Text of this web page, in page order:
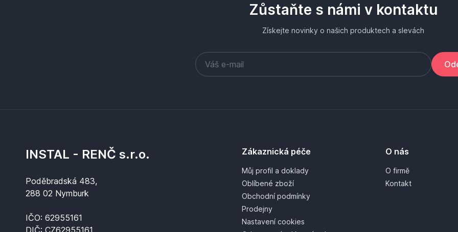
Zůstaňte s námi v kontaktu
Získejte novinky o našich produktech a slevách
INSTAL - RENČ s.r.o.
Poděbradská 483,
288 02 Nymburk
IČO: 62955161
DIČ: CZ62955161
Zákaznická péče
Můj profil a doklady
Oblíbené zboží
Obchodní podmínky
Prodejny
Nastavení cookies
O nás
O firmě
Kontakt